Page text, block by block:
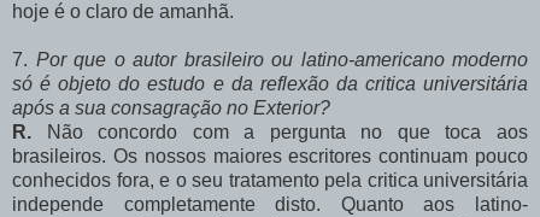
hoje é o claro de amanhã.
7. Por que o autor brasileiro ou latino-americano moderno
só é objeto do estudo e da reflexão da critica universitária
após a sua consagração no Exterior?
R. Não concordo com a pergunta no que toca aos
brasileiros. Os nossos maiores escritores continuam pouco
conhecidos fora, e o seu tratamento pela critica universitária
independe completamente disto. Quanto aos latino-